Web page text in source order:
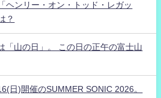
ヘンリー・オン・トッド・レガッ
？
「山の日」。 この日の正午の富士山
日)開催のSUMMER SONIC 2026。